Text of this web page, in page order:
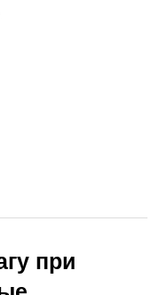
при